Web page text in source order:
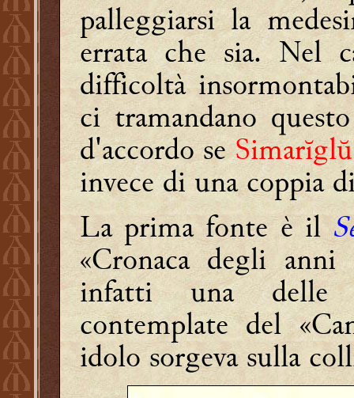
palleggiarsi la
errata che sia. Nel
difficoltà
ci tramandano
d'accordo seSimarĭglŭ
invece di una coppia
La prima fonte è il
«Cronaca degli
infatti una delle
contemplate del
idolo sorgeva sulla